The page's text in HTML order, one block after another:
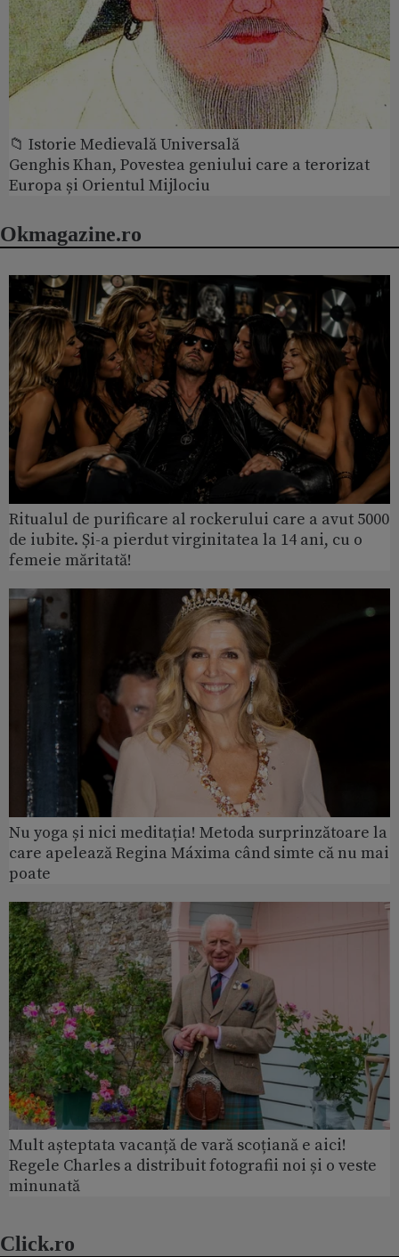
📁 Istorie Medievală Universală
Genghis Khan, Povestea geniului care a terorizat
Europa și Orientul Mijlociu
Okmagazine.ro
Ritualul de purificare al rockerului care a avut 5000
de iubite. Și-a pierdut virginitatea la 14 ani, cu o
femeie măritată!
Nu yoga și nici meditația! Metoda surprinzătoare la
care apelează Regina Máxima când simte că nu mai
poate
Mult așteptata vacanță de vară scoțiană e aici!
Regele Charles a distribuit fotografii noi și o veste
minunată
Click.ro